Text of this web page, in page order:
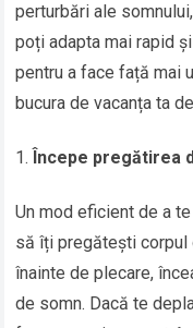
perturbări ale
poți adapta mai rapid
pentru a face față mai
bucura de vacanța ta
Începe pregătirea
Un mod eficient de a
să îți pregătești corpul
înainte de plecare,
de somn. Dacă te